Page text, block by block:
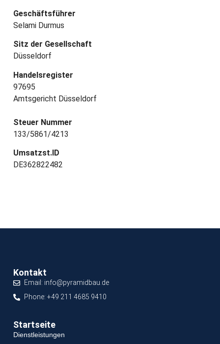
Geschäftsführer
Selami Durmus
Sitz der Gesellschaft
Düsseldorf
Handelsregister
97695
Amtsgericht Düsseldorf
Steuer Nummer
133/5861/4213
Umsatzst.ID
DE362822482
Kontakt
Email: info@pyramidbau.de
Phone: +49 211 4685 9410
Startseite
Dienstleistungen